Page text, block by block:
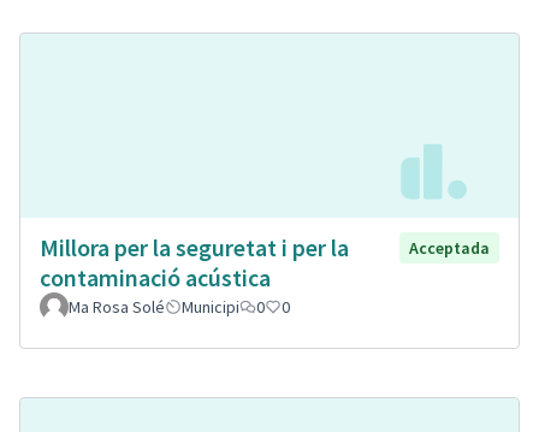
Millora per la seguretat i per la
contaminació acústica
Acceptada
Ma Rosa Solé Municipi 0 0